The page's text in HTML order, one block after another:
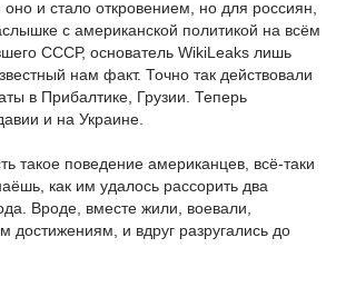
оно и стало откровением, но для россиян,
с американской политикой на всём
СССР, основатель WikiLeaks лишь
нам факт. Точно так действовали
в Прибалтике, Грузии. Теперь
и на Украине.
такое поведение американцев, всё-таки
как им удалось рассорить два
Вроде, вместе жили, воевали,
достижениям, и вдруг разругались до